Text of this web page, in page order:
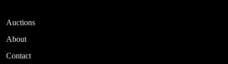
Auctions
About
Contact